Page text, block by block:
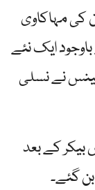
کی مہاکاوی
ایک نئے
نے نسلی
1986 میں بورس بیکر کے بعد
گئے۔